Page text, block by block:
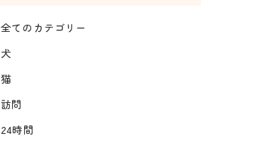
全てのカテゴリー
犬
猫
訪問
24時間